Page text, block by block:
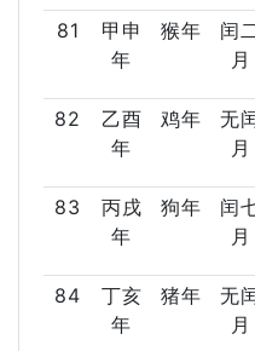
81
甲申
年
猴年
闰
月
82
乙酉
年
鸡年
无
月
83
丙戌
年
狗年
闰
月
84
丁亥
年
猪年
无
月